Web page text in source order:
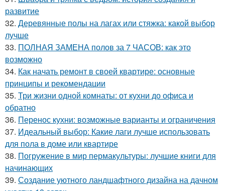
развитие
32. Деревянные полы на лагах или стяжка: какой выбор
лучше
33. ПОЛНАЯ ЗАМЕНА полов за 7 ЧАСОВ: как это
возможно
34. Как начать ремонт в своей квартире: основные
принципы и рекомендации
35. Три жизни одной комнаты: от кухни до офиса и
обратно
36. Перенос кухни: возможные варианты и ограничения
37. Идеальный выбор: Какие лаги лучше использовать
для пола в доме или квартире
38. Погружение в мир пермакультуры: лучшие книги для
начинающих
39. Создание уютного ландшафтного дизайна на дачном